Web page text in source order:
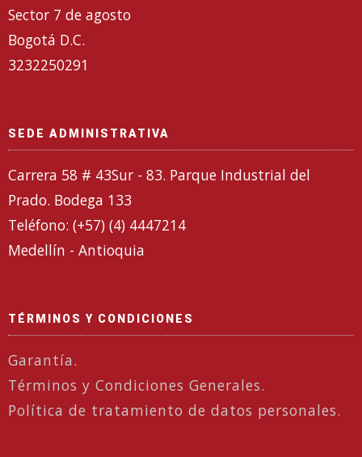
Sector 7 de agosto
Bogotá D.C.
3232250291
SEDE ADMINISTRATIVA
Carrera 58 # 43Sur - 83. Parque Industrial del
Prado. Bodega 133
Teléfono: (+57) (4) 4447214
Medellín - Antioquia
TÉRMINOS Y CONDICIONES
Garantía.
Términos y Condiciones Generales.
Política de tratamiento de datos personales.